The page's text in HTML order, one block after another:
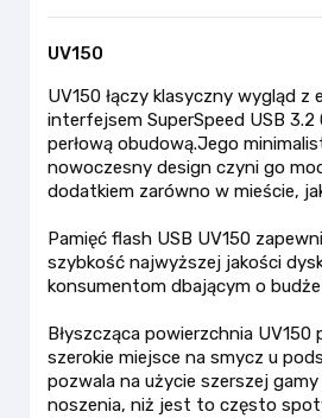
UV150
UV150 łączy klasyczny wygląd z
interfejsem SuperSpeed USB 3.2
perłową obudową.Jego
nowoczesny design czyni go
dodatkiem zarówno w mieście,
Pamięć flash USB UV150
szybkość najwyższej jakości
konsumentom dbającym o
Błyszcząca powierzchnia UV150
szerokie miejsce na smycz u
pozwala na użycie szerszej
noszenia, niż jest to często